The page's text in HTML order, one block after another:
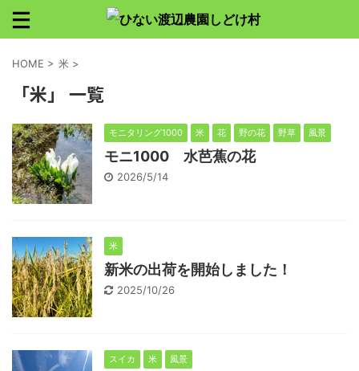
HOME > 米 >
「米」 一覧
モニタリング1000 米 花 野の花 野草 風景
モニ1000 水芭蕉の花
2026/5/14
米
新米の出荷を開始しました！
2025/10/26
スイカ 米 風景